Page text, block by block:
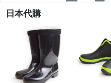
日本代購